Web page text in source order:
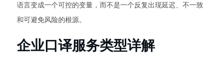
语言变成一个可控的变量，而不是一个反复出现延迟、不一致
和可避免风险的根源。
企业口译服务类型详解